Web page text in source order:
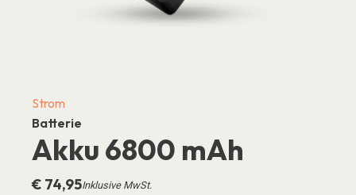
Strom
Batterie
Akku 6800 mAh
€ 74,95Inklusive MwSt.